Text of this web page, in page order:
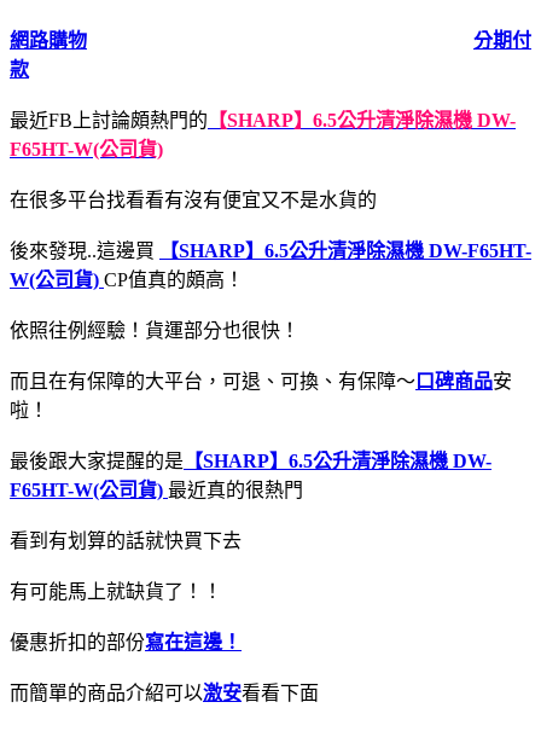
網路購物
分期付
款
最近FB上討論頗熱門的 【SHARP】6.5公升清淨除濕機 DW-
F65HT-W(公司貨)
在很多平台找看看有沒有便宜又不是水貨的
後來發現..這邊買
【SHARP】6.5公升清淨除濕機 DW-F65HT-
W(公司貨) CP值真的頗高！
依照往例經驗！貨運部分也很快！
而且在有保障的大平台，可退、可換、有保障～ 口碑商品安
啦！
最後跟大家提醒的是 【SHARP】6.5公升清淨除濕機 DW-
F65HT-W(公司貨) 最近真的很熱門
看到有划算的話就快買下去
有可能馬上就缺貨了！！
優惠折扣的部份寫在這邊！
而簡單的商品介紹可以激安看看下面